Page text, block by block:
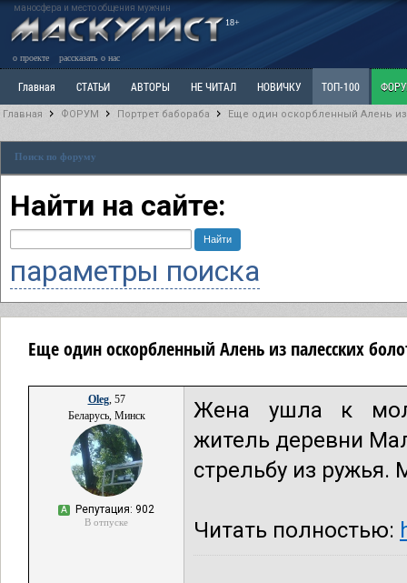
маносфера и место общения мужчин
18+
о проекте рассказать о нас
Главная СТАТЬИ АВТОРЫ НЕ ЧИТАЛ НОВИЧКУ ТОП-100
Ветка: Расстаюсь или Развожусь. САНЧАС Ветка: Наболевшее. Выскажись!
РАЗДЕЛ: Разное
Главная ФОРУМ Портрет бабораба Еще один оскорбленный Алень из
Поиск по форуму
Найти на сайте:
параметры поиска
Еще один оскорбленный Алень из палесских
Oleg, 57
Беларусь, Минск
А Репутация: 902
В отпуске
Жена ушла к
житель деревни
стрельбу из ружья.
Читать полностью: